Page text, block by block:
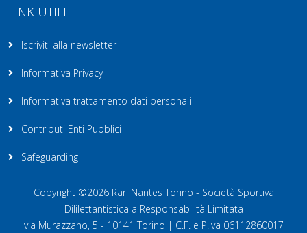
LINK UTILI
Iscriviti alla newsletter
Informativa Privacy
Informativa trattamento dati personali
Contributi Enti Pubblici
Safeguarding
Copyright ©2026 Rari Nantes Torino - Società Sportiva
Dililettantistica a Responsabilità Limitata
via Murazzano, 5 - 10141 Torino | C.F. e P.Iva 06112860017